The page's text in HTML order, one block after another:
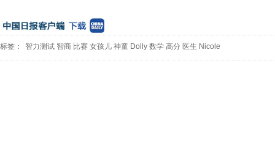
标签： 智力测试 智商 比赛 女孩儿 神童 Dolly 数学 高分 医生 Nicole